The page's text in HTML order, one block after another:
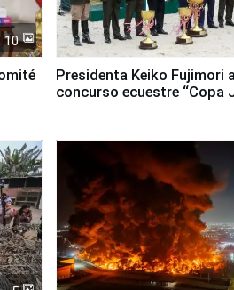
10
Presidenta Keiko Fujimori
concurso ecuestre “Copa